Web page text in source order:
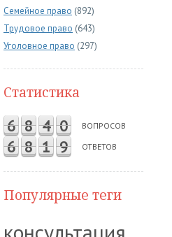
Семейное право (892)
Трудовое право (643)
Уголовное право (297)
Статистика
6 8 4 0 ВОПРОСОВ
6 8 1 9 ОТВЕТОВ
Популярные теги